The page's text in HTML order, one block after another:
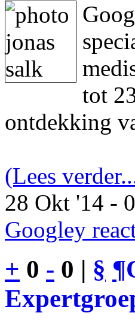
tot
ontdekking
(Lees
28 Okt '14 -
Googley
+ 0 - 0 | § ¶